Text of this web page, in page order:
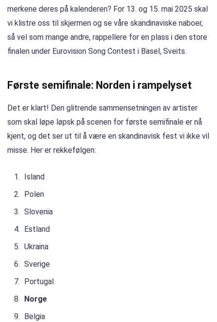
merkene deres på kalenderen? For 13. og 15. mai 2025 skal
vi klistre oss til skjermen og se våre skandinaviske naboer,
så vel som mange andre, rappellere for en plass i den store
finalen under Eurovision Song Contest i Basel, Sveits.
Første semifinale: Norden i rampelyset
Det er klart! Den glitrende sammensetningen av artister
som skal løpe løpsk på scenen for første semifinale er nå
kjent, og det ser ut til å være en skandinavisk fest vi ikke vil
misse. Her er rekkefølgen:
Island
Polen
Slovenia
Estland
Ukraina
Sverige
Portugal
Norge
Belgia